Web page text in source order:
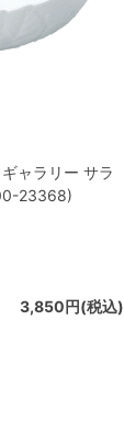
ャラリー サラ
23368)
3,850円(税込)